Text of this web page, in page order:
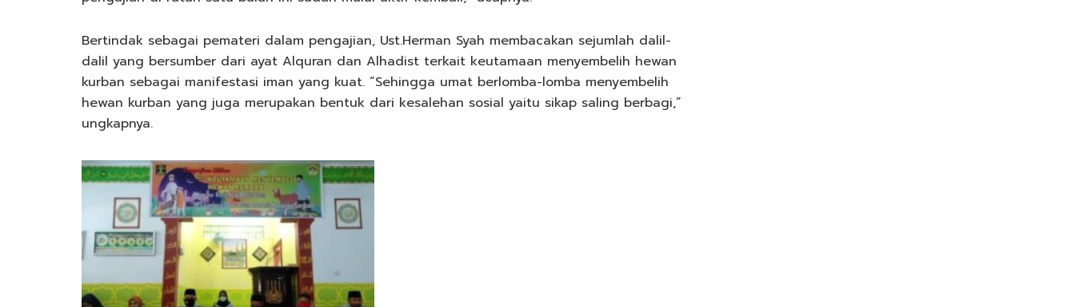
Bertindak sebagai pemateri dalam pengajian, Ust.Herman Syah membacakan sejumlah dalil-
dalil yang bersumber dari ayat Alquran dan Alhadist terkait keutamaan menyembelih hewan
kurban sebagai manifestasi iman yang kuat. “Sehingga umat berlomba-lomba menyembelih
hewan kurban yang juga merupakan bentuk dari kesalehan sosial yaitu sikap saling berbagi,”
ungkapnya.